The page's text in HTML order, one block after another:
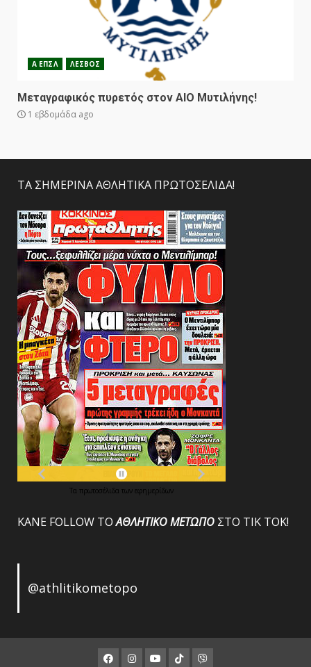
Α ΕΠΣΛ ΛΕΣΒΟΣ
Μεταγραφικός πυρετός στον ΑΙΟ Μυτιλήνης!
1 εβδομάδα ago
ΤΑ ΣΗΜΕΡΙΝΑ ΑΘΛΗΤΙΚΑ ΠΡΩΤΟΣΕΛΙΔΑ!
Τα πρωτοσέλιδα των εφημερίδων
ΚΑΝΕ FOLLOW ΤΟΑΘΛΗΤΙΚΟΜΕΤΩΠΟ ΣΤΟ ΤΙΚ ΤΟΚ!
@athlitikometopo
Facebook
Instagram
Youtube
ΤΙΚ Viber